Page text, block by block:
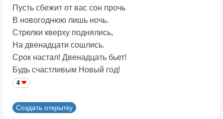
Пусть сбежит от вас сон прочь
В новогоднюю лишь ночь.
Стрелки кверху поднялись,
На двенадцати сошлись.
Срок настал! Двенадцать бьет!
Будь счастливым Новый год!
4
Создать открытку